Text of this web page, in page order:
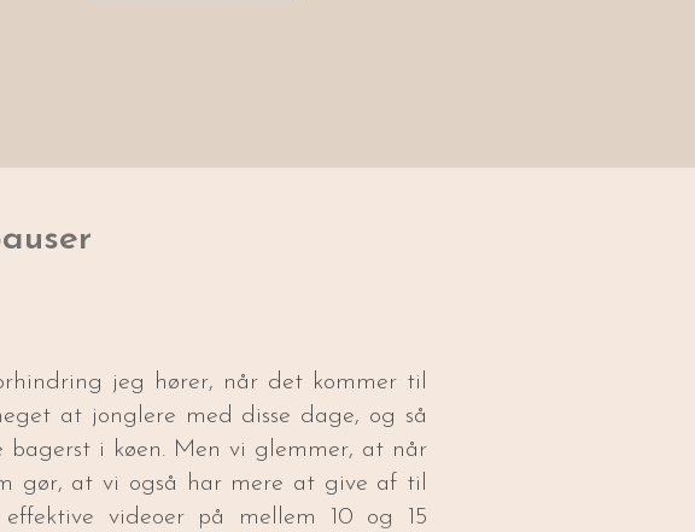
jeg hører, når det kommer til
at jonglere med disse dage, og så
bagerst i køen. Men vi glemmer, at når
gør, at vi også har mere at give af til
effektive videoer på mellem 10 og 15